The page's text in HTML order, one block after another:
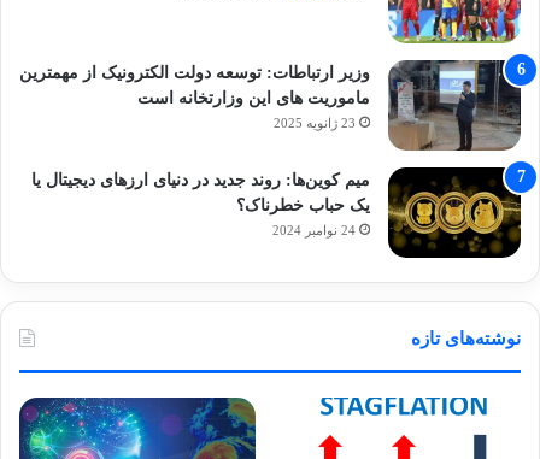
وزیر ارتباطات: توسعه دولت الکترونیک از مهمترین
ماموریت های این وزارتخانه است
23 ژانویه 2025
میم کوین‌ها: روند جدید در دنیای ارزهای دیجیتال یا
یک حباب خطرناک؟
24 نوامبر 2024
نوشته‌های تازه